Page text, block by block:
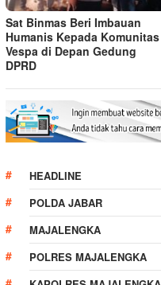
Sat Binmas Beri Imbauan
Humanis Kepada Komunitas
Vespa di Depan Gedung
DPRD
HEADLINE
POLDA JABAR
MAJALENGKA
POLRES MAJALENGKA